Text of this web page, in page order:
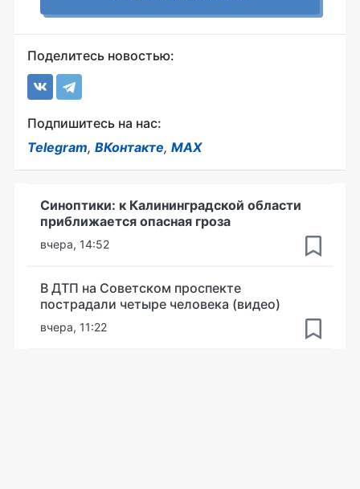
Поделитесь новостью:
Подпишитесь на нас:
Telegram, ВКонтакте, MAX
Синоптики: к Калининградской области
приближается опасная гроза
вчера, 14:52
В ДТП на Советском проспекте
пострадали четыре человека (видео)
вчера, 11:22